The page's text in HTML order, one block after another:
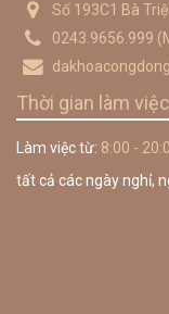
Số 193C1 Bà
0243.9656.999
Thời gian làm việc
Làm việc từ: 8:00 -
tất cả các ngày nghỉ,